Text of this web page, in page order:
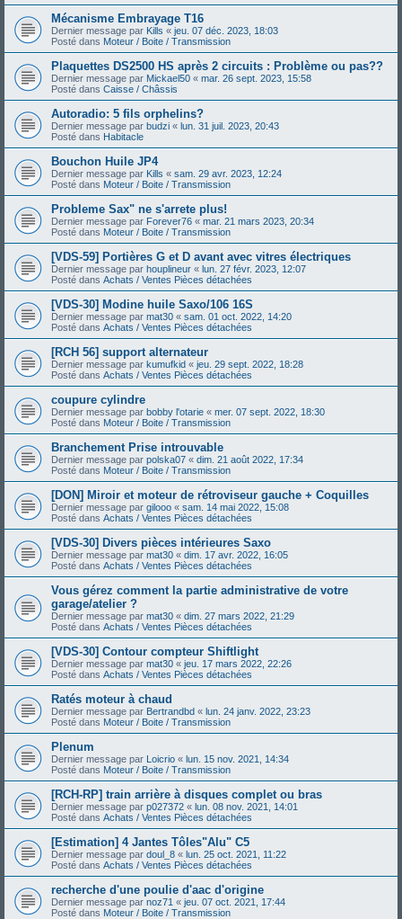
Mécanisme Embrayage T16
Dernier message par Kills « jeu. 07 déc. 2023, 18:03
Posté dans Moteur / Boite / Transmission
Plaquettes DS2500 HS après 2 circuits : Problème ou pas??
Dernier message par Mickael50 « mar. 26 sept. 2023, 15:58
Posté dans Caisse / Châssis
Autoradio: 5 fils orphelins?
Dernier message par budzi « lun. 31 juil. 2023, 20:43
Posté dans Habitacle
Bouchon Huile JP4
Dernier message par Kills « sam. 29 avr. 2023, 12:24
Posté dans Moteur / Boite / Transmission
Probleme Sax" ne s'arrete plus!
Dernier message par Forever76 « mar. 21 mars 2023, 20:34
Posté dans Moteur / Boite / Transmission
[VDS-59] Portières G et D avant avec vitres électriques
Dernier message par houplineur « lun. 27 févr. 2023, 12:07
Posté dans Achats / Ventes Pièces détachées
[VDS-30] Modine huile Saxo/106 16S
Dernier message par mat30 « sam. 01 oct. 2022, 14:20
Posté dans Achats / Ventes Pièces détachées
[RCH 56] support alternateur
Dernier message par kumufkid « jeu. 29 sept. 2022, 18:28
Posté dans Achats / Ventes Pièces détachées
coupure cylindre
Dernier message par bobby l'otarie « mer. 07 sept. 2022, 18:30
Posté dans Moteur / Boite / Transmission
Branchement Prise introuvable
Dernier message par polska07 « dim. 21 août 2022, 17:34
Posté dans Moteur / Boite / Transmission
[DON] Miroir et moteur de rétroviseur gauche + Coquilles
Dernier message par gilooo « sam. 14 mai 2022, 15:08
Posté dans Achats / Ventes Pièces détachées
[VDS-30] Divers pièces intérieures Saxo
Dernier message par mat30 « dim. 17 avr. 2022, 16:05
Posté dans Achats / Ventes Pièces détachées
Vous gérez comment la partie administrative de votre
garage/atelier ?
Dernier message par mat30 « dim. 27 mars 2022, 21:29
Posté dans Achats / Ventes Pièces détachées
[VDS-30] Contour compteur Shiftlight
Dernier message par mat30 « jeu. 17 mars 2022, 22:26
Posté dans Achats / Ventes Pièces détachées
Ratés moteur à chaud
Dernier message par Bertrandbd « lun. 24 janv. 2022, 23:23
Posté dans Moteur / Boite / Transmission
Plenum
Dernier message par Loicrio « lun. 15 nov. 2021, 14:34
Posté dans Moteur / Boite / Transmission
[RCH-RP] train arrière à disques complet ou bras
Dernier message par p027372 « lun. 08 nov. 2021, 14:01
Posté dans Achats / Ventes Pièces détachées
[Estimation] 4 Jantes Tôles"Alu" C5
Dernier message par doul_8 « lun. 25 oct. 2021, 11:22
Posté dans Achats / Ventes Pièces détachées
recherche d'une poulie d'aac d'origine
Dernier message par noz71 « jeu. 07 oct. 2021, 17:44
Posté dans Moteur / Boite / Transmission